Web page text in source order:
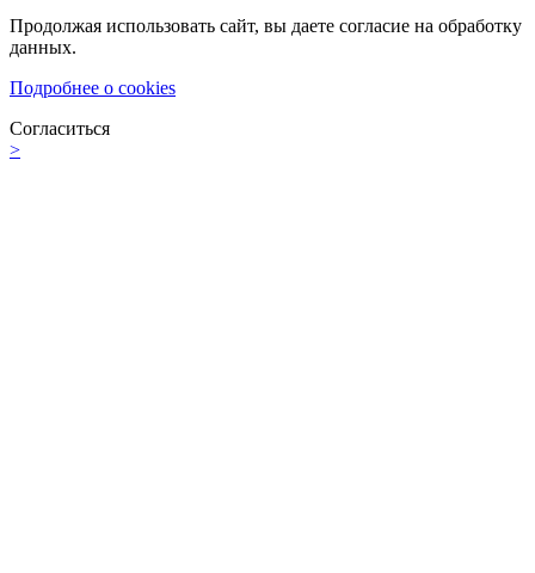
Продолжая использовать сайт, вы даете согласие на обработку
данных.
Подробнее о cookies
Согласиться
>